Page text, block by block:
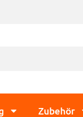
Zubehör